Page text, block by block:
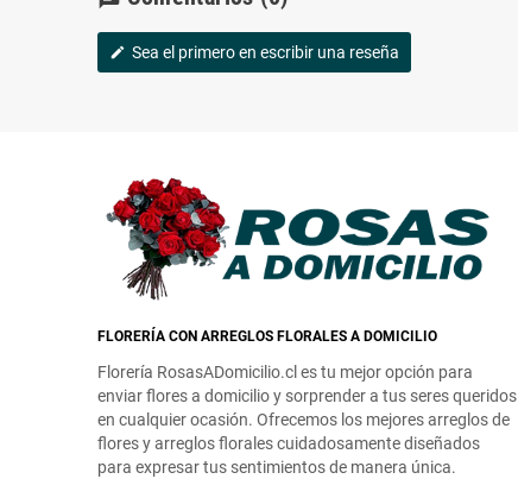
edit Sea el primero en escribir una reseña
FLORERÍA CON ARREGLOS FLORALES A DOMICILIO
Florería RosasADomicilio.cl es tu mejor opción para
enviar flores a domicilio y sorprender a tus seres queridos
en cualquier ocasión. Ofrecemos los mejores arreglos de
flores y arreglos florales cuidadosamente diseñados
para expresar tus sentimientos de manera única.